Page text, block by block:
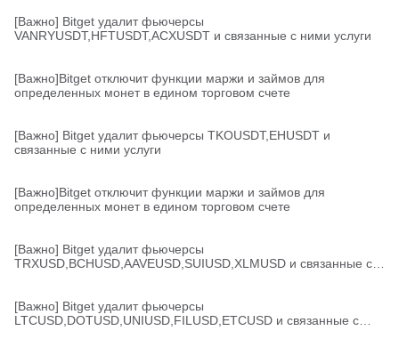
[Важно] Bitget удалит фьючерсы
VANRYUSDT,HFTUSDT,ACXUSDT и связанные с ними услуги
[Важно]Bitget отключит функции маржи и займов для
определенных монет в едином торговом счете
[Важно] Bitget удалит фьючерсы TKOUSDT,EHUSDT и
связанные с ними услуги
[Важно]Bitget отключит функции маржи и займов для
определенных монет в едином торговом счете
[Важно] Bitget удалит фьючерсы
TRXUSD,BCHUSD,AAVEUSD,SUIUSD,XLMUSD и связанные с
[Важно] Bitget удалит фьючерсы
LTCUSD,DOTUSD,UNIUSD,FILUSD,ETCUSD и связанные с